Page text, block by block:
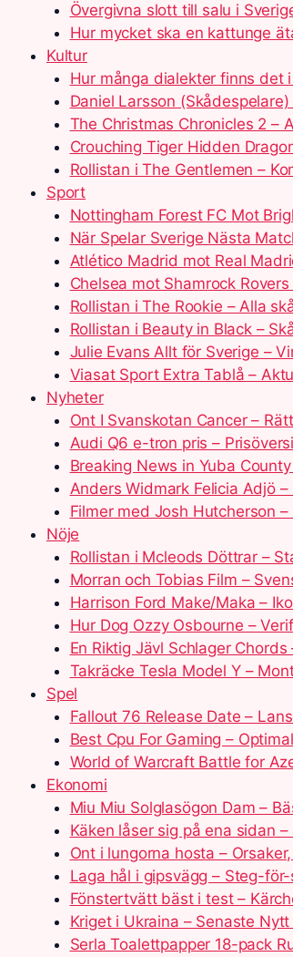
Övergivna slott till salu i
Hur mycket ska en kattunge
Kultur
Hur många dialekter finns det
Daniel Larsson
The Christmas Chronicles 2 –
Crouching Tiger Hidden
Rollistan i The Gentlemen –
Sport
Nottingham Forest FC Mot
När Spelar Sverige Nästa
Atlético Madrid mot Real
Chelsea mot Shamrock
Rollistan i The Rookie – Alla
Rollistan i Beauty in Black –
Julie Evans Allt för Sverige –
Viasat Sport Extra Tablå –
Nyheter
Ont I Svanskotan Cancer –
Audi Q6 e-tron pris –
Breaking News in Yuba
Anders Widmark Felicia Adjö
Filmer med Josh Hutcherson
Nöje
Rollistan i Mcleods Döttrar –
Morran och Tobias Film –
Harrison Ford Make/Maka –
Hur Dog Ozzy Osbourne –
En Riktig Jävl Schlager
Takräcke Tesla Model Y –
Spel
Fallout 76 Release Date –
Best Cpu For Gaming –
World of Warcraft Battle for
Ekonomi
Miu Miu Solglasögon Dam –
Käken låser sig på ena sidan
Ont i lungorna hosta –
Laga hål i gipsvägg – Steg-
Fönstertvätt bäst i test –
Kriget i Ukraina – Senaste
Serla Toalettpapper 18-pack